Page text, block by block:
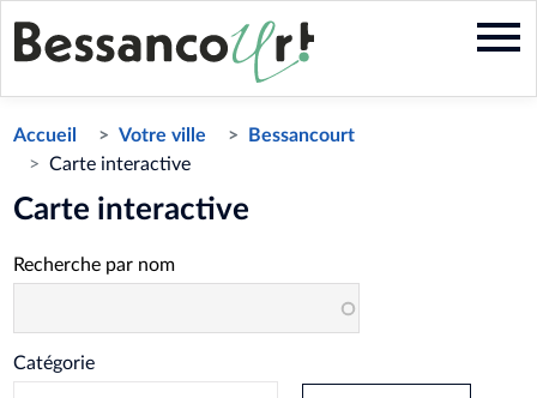
Aller
au
contenu
Accueil Votre ville
Bessancourt
Carte interactive
Carte interactive
Recherche par nom
Catégorie